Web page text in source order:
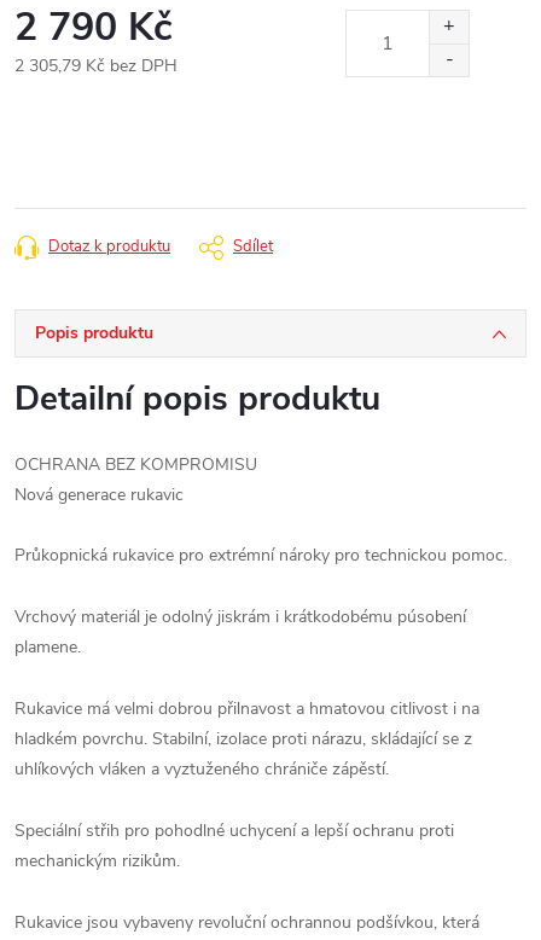
2 790 Kč
2 305,79 Kč bez DPH
Dotaz k produktu Sdílet
Popis produktu
Detailní popis produktu
OCHRANA BEZ KOMPROMISU
Nová generace rukavic
Průkopnická rukavice pro extrémní nároky pro technickou pomoc.
Vrchový materiál je odolný jiskrám i krátkodobému púsobení
plamene.
Rukavice má velmi dobrou přilnavost a hmatovou citlivost i na
hladkém povrchu. Stabilní, izolace proti nárazu, skládající se z
uhlíkových vláken a vyztuženého chrániče zápěstí.
Speciální střih pro pohodlné uchycení a lepší ochranu proti
mechanickým rizikům.
Rukavice jsou vybaveny revoluční ochrannou podšívkou, která